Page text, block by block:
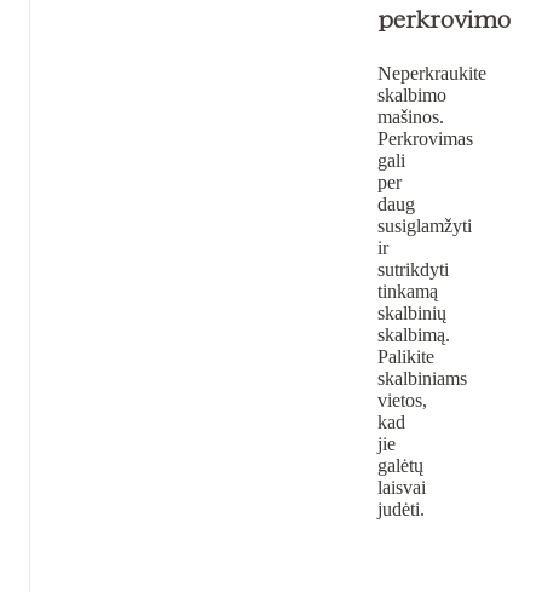
perkrovimo
Neperkraukite
skalbimo
mašinos.
Perkrovimas
gali
per
daug
susiglamžyti
ir
sutrikdyti
tinkamą
skalbinių
skalbimą.
Palikite
skalbiniams
vietos,
kad
jie
galėtų
laisvai
judėti.